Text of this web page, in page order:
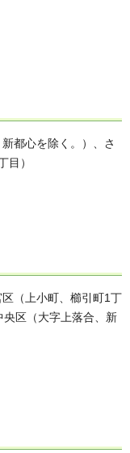
都心を除く。）、さ
目）
（上小町、櫛引町1丁
区（大字上落合、新